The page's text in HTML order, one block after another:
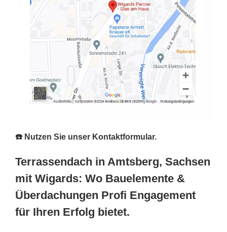
☎️ Nutzen Sie unser Kontaktformular.
Terrassendach in Amtsberg, Sachsen
mit Wigards: Wo Bauelemente &
Überdachungen Profi Engagement
für Ihren Erfolg bietet.